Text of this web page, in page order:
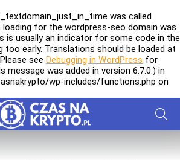
was called
loading for the wordpress-seo domain was
is usually an indicator for some code in the
too early. Translations should be loaded at
see Debugging in WordPress for
message was added in version 6.7.0.) in
wp-includes/functions.php on